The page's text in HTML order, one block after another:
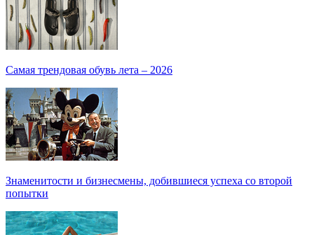
Самая трендовая обувь лета – 2026
Знаменитости и бизнесмены, добившиеся успеха со второй
попытки